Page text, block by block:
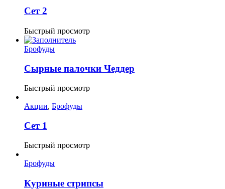
Сет 2
Быстрый просмотр
Брофуды
Сырные палочки Чеддер
Быстрый просмотр
Акции, Брофуды
Сет 1
Быстрый просмотр
Брофуды
Куриные стрипсы